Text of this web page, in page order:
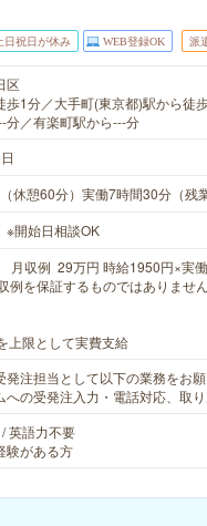
日祝日が休み WEB登録OK 派
区
歩1分／大手町(東京都)駅から徒
分／有楽町駅から---分
休憩60分）実働7時間30分（残
開始日相談OK
収例 29万円 時給1950円×実
例を保証するものではありません
上限として実費支給
発注担当として以下の業務をお願
への受発注入力・電話対応、取
英語力不要
験がある方